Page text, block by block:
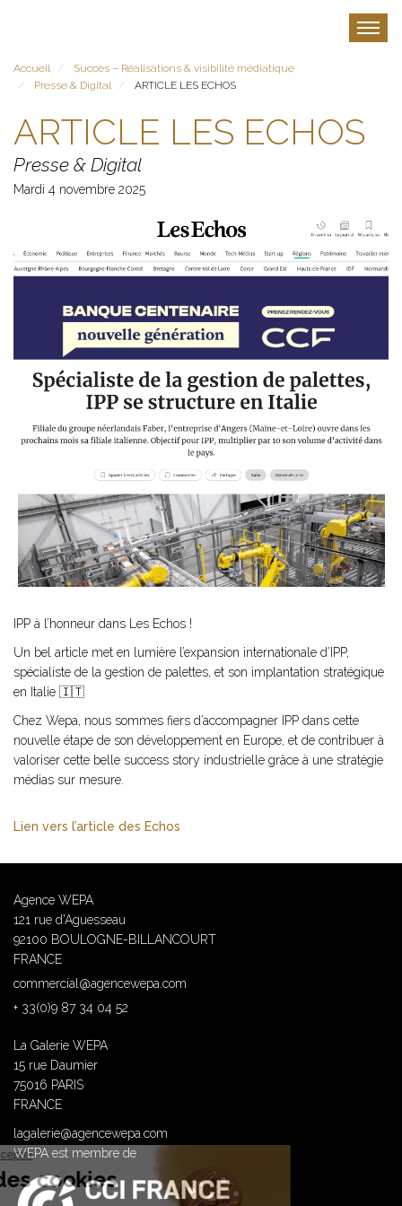
principal
Accueil
Succès – Réalisations & visibilité médiatique
Presse & Digital
ARTICLE LES ECHOS
ARTICLE LES ECHOS
Presse & Digital
Mardi 4 novembre 2025
IPP à l’honneur dans Les Echos !
Un bel article met en lumière l’expansion internationale d’IPP,
spécialiste de la gestion de palettes, et son implantation stratégique
en Italie 🇮🇹
Chez Wepa, nous sommes fiers d’accompagner IPP dans cette
nouvelle étape de son développement en Europe, et de contribuer à
valoriser cette belle success story industrielle grâce à une stratégie
médias sur mesure.
Lien vers l’article des Echos
Agence WEPA
121 rue d'Aguesseau
92100 BOULOGNE-BILLANCOURT
FRANCE
commercial@agencewepa.com
+ 33(0)9 87 34 04 52
La Galerie WEPA
15 rue Daumier
75016 PARIS
FRANCE
lagalerie@agencewepa.com
WEPA est membre de